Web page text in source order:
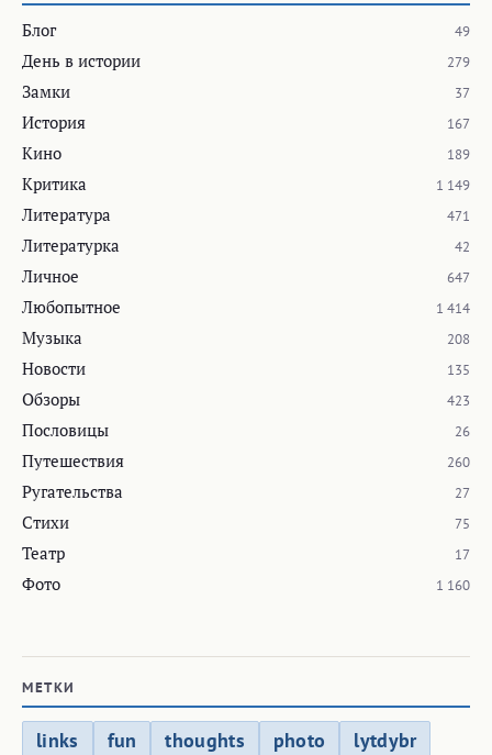
Блог 49
День в истории 279
Замки 37
История 167
Кино 189
Критика 1 149
Литература 471
Литературка 42
Личное 647
Любопытное 1 414
Музыка 208
Новости 135
Обзоры 423
Пословицы 26
Путешествия 260
Ругательства 27
Стихи 75
Театр 17
Фото 1 160
МЕТКИ
links fun thoughts photo
lytdybr